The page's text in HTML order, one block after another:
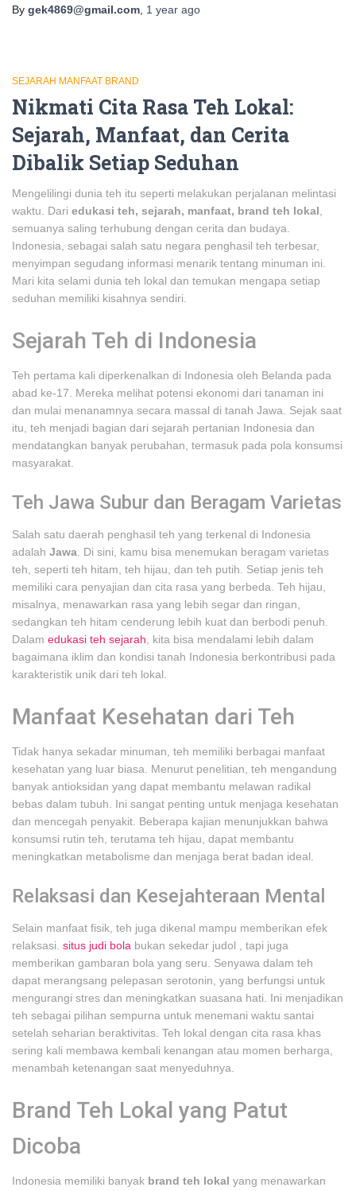
By gek4869@gmail.com 1 year ago
SEJARAH MANFAAT BRAND
Nikmati Cita Rasa Teh Lokal:
Sejarah, Manfaat, dan Cerita
Dibalik Setiap Seduhan
Mengelilingi dunia teh itu seperti melakukan perjalanan melintasi
waktu. Dari edukasi teh, sejarah, manfaat, brand teh lokal
semuanya saling terhubung dengan cerita dan budaya.
Indonesia, sebagai salah satu negara penghasil teh terbesar,
menyimpan segudang informasi menarik tentang minuman ini.
Mari kita selami dunia teh lokal dan temukan mengapa setiap
seduhan memiliki kisahnya sendiri.
Sejarah Teh di Indonesia
Teh pertama kali diperkenalkan di Indonesia oleh Belanda pada
abad ke-17. Mereka melihat potensi ekonomi dari tanaman ini
dan mulai menanamnya secara massal di tanah Jawa. Sejak saat
itu, teh menjadi bagian dari sejarah pertanian Indonesia dan
mendatangkan banyak perubahan, termasuk pada pola konsumsi
masyarakat.
Teh Jawa Subur dan Beragam Varietas
Salah satu daerah penghasil teh yang terkenal di Indonesia
adalah Jawa . Di sini, kamu bisa menemukan beragam varietas
teh, seperti teh hitam, teh hijau, dan teh putih. Setiap jenis teh
memiliki cara penyajian dan cita rasa yang berbeda. Teh hijau,
misalnya, menawarkan rasa yang lebih segar dan ringan,
sedangkan teh hitam cenderung lebih kuat dan berbodi penuh.
Dalam edukasi teh sejarah , kita bisa mendalami lebih dalam
bagaimana iklim dan kondisi tanah Indonesia berkontribusi pada
karakteristik unik dari teh lokal.
Manfaat Kesehatan dari Teh
Tidak hanya sekadar minuman, teh memiliki berbagai manfaat
kesehatan yang luar biasa. Menurut penelitian, teh mengandung
banyak antioksidan yang dapat membantu melawan radikal
bebas dalam tubuh. Ini sangat penting untuk menjaga kesehatan
dan mencegah penyakit. Beberapa kajian menunjukkan bahwa
konsumsi rutin teh, terutama teh hijau, dapat membantu
meningkatkan metabolisme dan menjaga berat badan ideal.
Relaksasi dan Kesejahteraan Mental
Selain manfaat fisik, teh juga dikenal mampu memberikan efek
relaksasi. situs judi bola bukan sekedar judol , tapi juga
memberikan gambaran bola yang seru. Senyawa dalam teh
dapat merangsang pelepasan serotonin, yang berfungsi untuk
mengurangi stres dan meningkatkan suasana hati. Ini menjadikan
teh sebagai pilihan sempurna untuk menemani waktu santai
setelah seharian beraktivitas. Teh lokal dengan cita rasa khas
sering kali membawa kembali kenangan atau momen berharga,
menambah ketenangan saat menyeduhnya.
Brand Teh Lokal yang Patut
Dicoba
Indonesia memiliki banyak brand teh lokal yang menawarkan